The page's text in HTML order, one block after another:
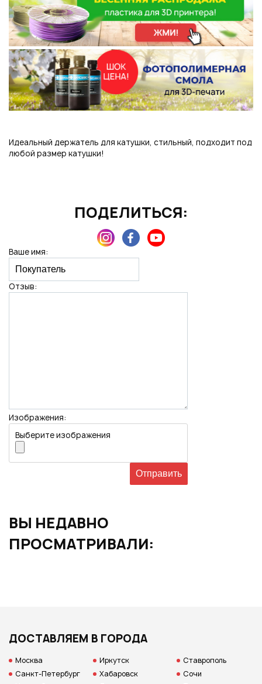
Идеальный держатель для катушки, стильный, подходит под
любой размер катушки!
ПОДЕЛИТЬСЯ:
Ваше имя:
Отзыв:
Изображения:
Выберите изображения
Подписаться на новые возможности
Нажимая на кнопку "Отправить", вы даете согласие на обработку
ВЫ НЕДАВНО
ПРОСМАТРИВАЛИ:
ДОСТАВЛЯЕМ В ГОРОДА
Москва
Санкт-Петербург
Иркутск
Хабаровск
Ставрополь
Сочи